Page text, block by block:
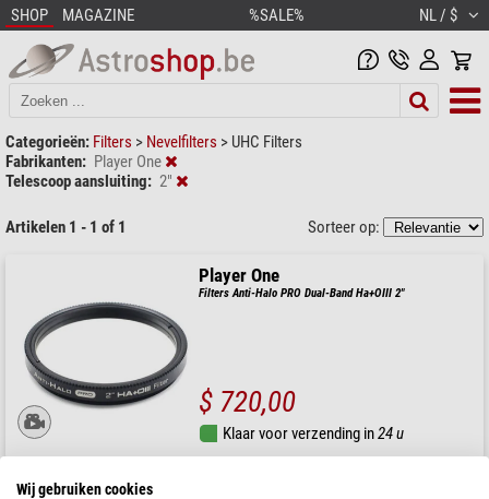
SHOP MAGAZINE %SALE% NL / $
Categorieën: Filters > Nevelfilters > UHC Filters
Fabrikanten: Player One
Telescoop aansluiting: 2"
Artikelen 1 - 1 of 1 Sorteer op:
Player One
Filters Anti-Halo PRO Dual-Band Ha+OIII 2"
$ 720,00
Klaar voor verzending in24 u
Wij gebruiken cookies